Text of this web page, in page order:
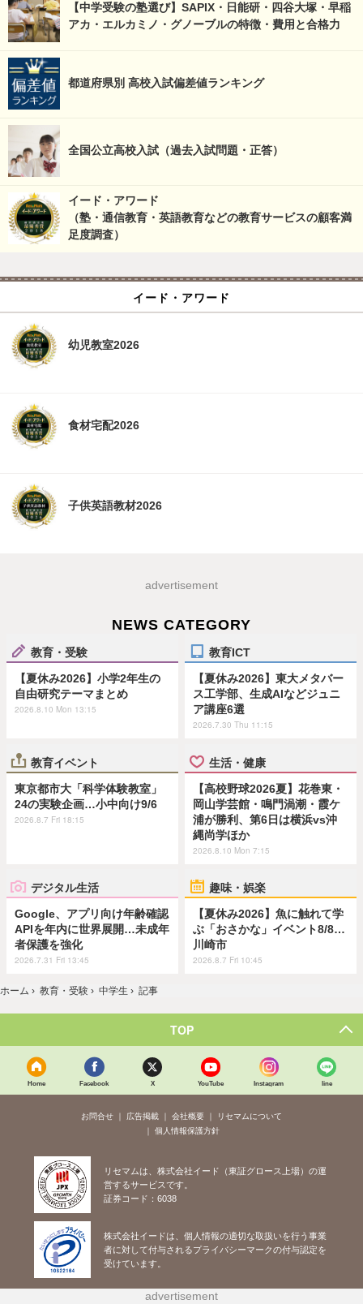
【中学受験の塾選び】SAPIX・日能研・四谷大塚・早稲
アカ・エルカミノ・グノーブルの特徴・費用と合格力
都道府県別 高校入試偏差値ランキング
全国公立高校入試（過去入試問題・正答）
イード・アワード
（塾・通信教育・英語教育などの教育サービスの顧客満
足度調査）
イード・アワード
幼児教室2026
食材宅配2026
子供英語教材2026
advertisement
NEWS CATEGORY
教育・受験
【夏休み2026】小学2年生の
自由研究テーマまとめ
2026.8.10 Mon 13:15
教育ICT
【夏休み2026】東大メタバー
ス工学部、生成AIなどジュニ
ア講座6選
2026.7.30 Thu 11:15
教育イベント
東京都市大「科学体験教室」
24の実験企画…小中向け9/6
2026.8.7 Fri 18:15
生活・健康
【高校野球2026夏】花巻東・
岡山学芸館・鳴門渦潮・霞ケ
浦が勝利、第6日は横浜vs沖
縄尚学ほか
2026.8.10 Mon 7:15
デジタル生活
Google、アプリ向け年齢確認
APIを年内に世界展開…未成年
者保護を強化
2026.7.31 Fri 13:45
趣味・娯楽
【夏休み2026】魚に触れて学
ぶ「おさかな」イベント8/8…
川崎市
2026.8.7 Fri 10:45
ホーム › 教育・受験 › 中学生 › 記事
TOP
Home Facebook X YouTube Instagram line
お問合せ 広告掲載 会社概要
リセマムについて
個人情報保護方針
リセマムは、株式会社イード（東証グロース上場）の運
営するサービスです。
証券コード：6038
株式会社イードは、個人情報の適切な取扱いを行う事業
者に対して付与されるプライバシーマークの付与認定を
受けています。
紹介した商品/サービスを購入、契約した場合に、
advertisement